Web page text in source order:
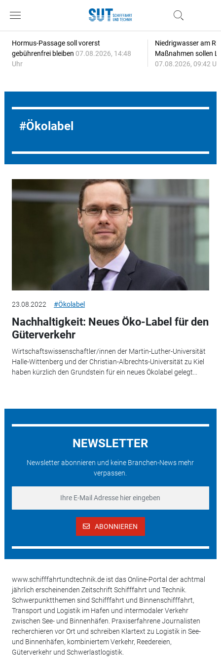
Hormus-Passage soll vorerst
gebührenfrei bleiben 07.08.2026, 14:48
Uhr
Niedrigwasser am
Maßnahmen sollen
07.08.2026, 09:42
Ökolabel
23.08.2022 #Ökolabel
Nachhaltigkeit: Neues Öko-Label für den
Güterverkehr
Wirtschaftswissenschaftler/innen der Martin-Luther-Universität
Halle-Wittenberg und der Christian-Albrechts-Universität zu Kiel
haben kürzlich den Grundstein für ein neues Ökolabel gelegt...
NEWSLETTER
Newsletter abonnieren und keine Branchen-News mehr
verpassen.
ABONNIEREN
www.schifffahrtundtechnik.de ist das Online-Portal der achtmal
jährlich erscheinenden Zeitschrift Schifffahrt und Technik.
Schwerpunktthemen sind Schifffahrt und Binnenschifffahrt,
Transport und Logistik im Hafen und intermodaler Verkehr
zwischen See- und Binnenhäfen. Praxiserfahrene Journalisten
recherchieren vor Ort und schreiben Klartext zu Logistik in See-
und Binnenhäfen, kombiniertem Verkehr, Reedereien,
Güterverkehr und Schwerlastlogistik.